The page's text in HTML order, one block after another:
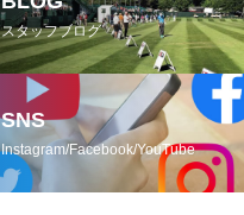
スタッフブログ
SNS
Instagram/Facebook/YouTube